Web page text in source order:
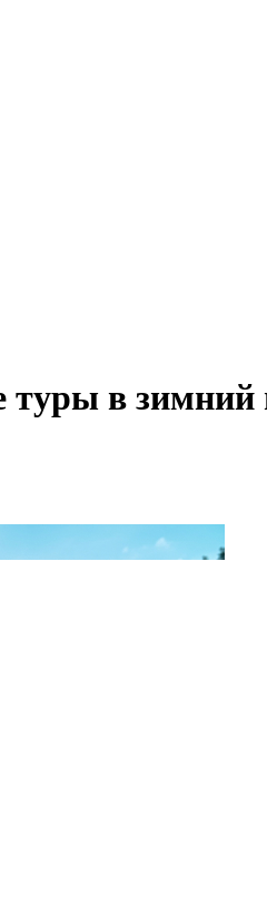
в зимний